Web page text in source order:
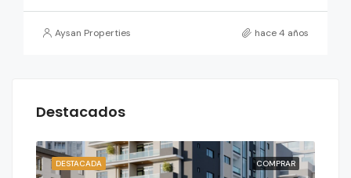
Aysan Properties hace 4 años
Destacados
COMPRAR
DESTACADA